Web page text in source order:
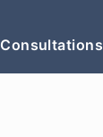
Consultations